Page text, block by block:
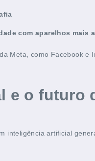
com aparelhos mais
Meta, como Facebook
e o futuro
inteligência artificial